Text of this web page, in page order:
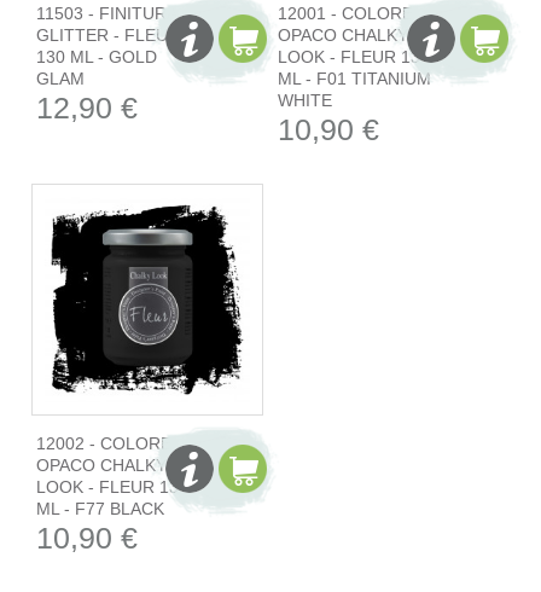
11503 - FINITURA
GLITTER - FLEUR
130 ML - GOLD
GLAM
12,90 €
12001 - COLORE
OPACO CHALKY
LOOK - FLEUR 130
ML - F01 TITANIUM
WHITE
10,90 €
12002 - COLORE
OPACO CHALKY
LOOK - FLEUR 130
ML - F77 BLACK
10,90 €